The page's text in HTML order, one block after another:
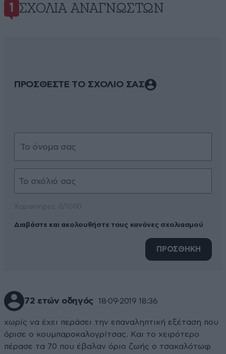
1 ΣΧΌΛΙΑ ΑΝΑΓΝΩΣΤΏΝ
ΠΡΟΣΘΕΣΤΕ ΤΟ ΣΧΟΛΙΟ ΣΑΣ
Διαβάστε και ακολουθήστε τους κανόνες σχολιασμού
ΠΡΟΣΘΗΚΗ
72 ετών οδηγός 18·09·2019 18:36
χωρίς να έχει περάσει την επαναληπτική εξέταση που
όρισε ο κουμπαροκαλογρίτσας. Και το χειρότερο
πέρασε τα 70 που έβαλαν όριο ζωής ο τσακαλότωφ